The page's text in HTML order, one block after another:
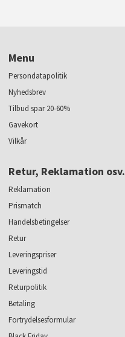
Menu
Persondatapolitik
Nyhedsbrev
Tilbud spar 20-60%
Gavekort
Vilkår
Retur, Reklamation osv.
Reklamation
Prismatch
Handelsbetingelser
Retur
Leveringspriser
Leveringstid
Returpolitik
Betaling
Fortrydelsesformular